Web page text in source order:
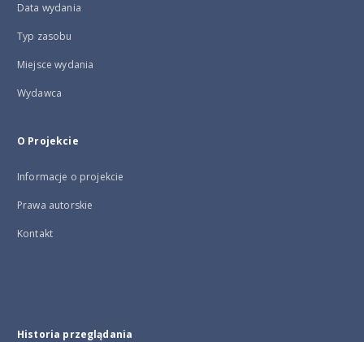
Data wydania
Typ zasobu
Miejsce wydania
Wydawca
O Projekcie
Informacje o projekcie
Prawa autorskie
Kontakt
Historia przeglądania